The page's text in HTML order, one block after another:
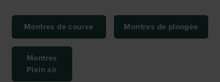
Montres de course Montres de plongée
Montres
Plein air